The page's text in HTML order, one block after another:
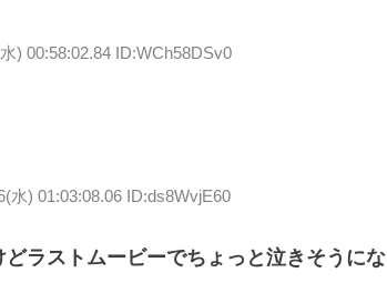
) 00:58:02.84 ID:WCh58DSv0
水) 01:03:08.06 ID:ds8WvjE60
ラストムービーでちょっと泣きそうにな